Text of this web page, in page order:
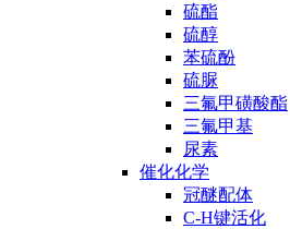
硫酯
硫醇
苯硫酚
硫脲
三氟甲磺酸酯
三氟甲基
尿素
催化化学
冠醚配体
C-H键活化